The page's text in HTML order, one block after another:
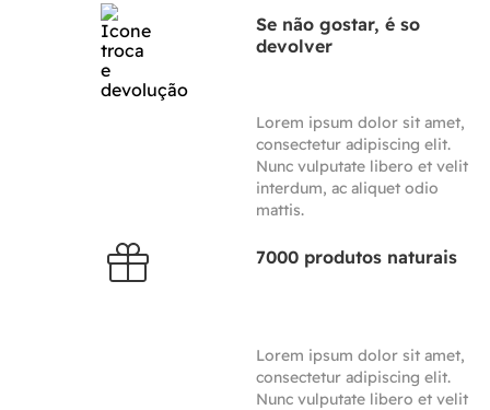
Se não gostar, é so
devolver
Lorem ipsum dolor sit amet,
consectetur adipiscing elit.
Nunc vulputate libero et velit
interdum, ac aliquet odio
mattis.
7000 produtos naturais
Lorem ipsum dolor sit amet,
consectetur adipiscing elit.
Nunc vulputate libero et velit